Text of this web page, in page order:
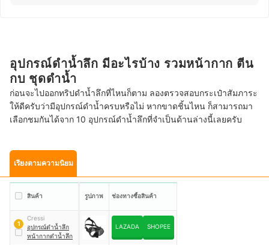
อุปกรณ์ดําน้ำลึก มีอะไรบ้าง รวมหน้ากาก ตีน
กบ ชุดดำน้ำ
ก่อนจะไปออกทริปดำน้ำลึกที่ไหนก็ตาม ลองตรวจสอบกระเป๋าสัมภาระ
ให้ดีครับว่ามีอุปกรณ์ดำน้ำครบหรือไม่ หากขาดชิ้นไหน ก็สามารถมา
เลือกชมกันได้จาก 10 อุปกรณ์ดำน้ำลึกที่จำเป็นด้านล่างนี้เลยครับ
เรียงตามความนิยม
สินค้า รูปภาพ ช่องทางซื้อสินค้า
1
Cressi
อุปกรณ์ดำน้ำลึก
หน้ากากดำน้ำลึก
LAZADA SHOPEE